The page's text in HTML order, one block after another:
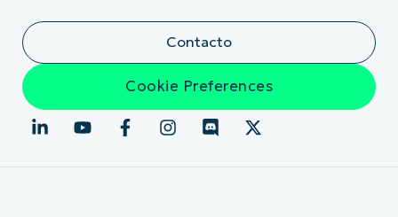
Contacto
Cookie Preferences